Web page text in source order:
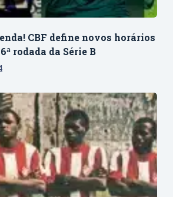
CBF define novos horários
rodada da Série B